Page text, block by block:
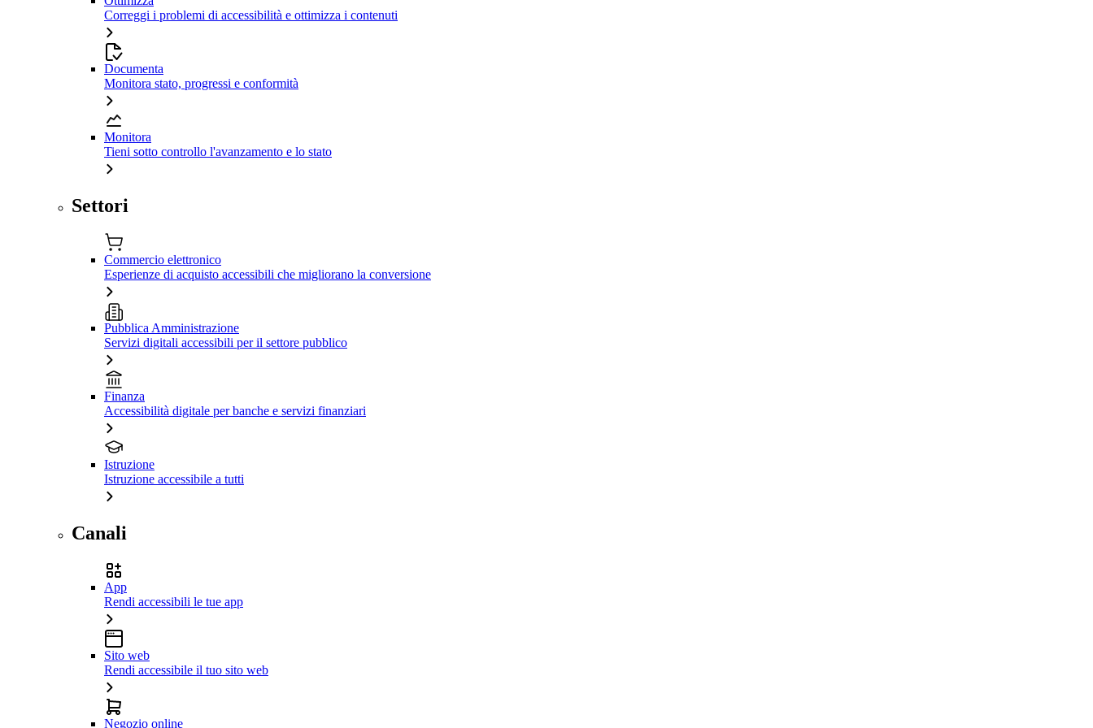
Correggi i problemi di accessibilità e ottimizza i contenuti
Documenta
Monitora stato, progressi e conformità
Monitora
Tieni sotto controllo l'avanzamento e lo stato
Settori
Commercio elettronico
Esperienze di acquisto accessibili che migliorano la conversione
Pubblica Amministrazione
Servizi digitali accessibili per il settore pubblico
Finanza
Accessibilità digitale per banche e servizi finanziari
Istruzione
Istruzione accessibile a tutti
Canali
App
Rendi accessibili le tue app
Sito web
Rendi accessibile il tuo sito web
Negozio online